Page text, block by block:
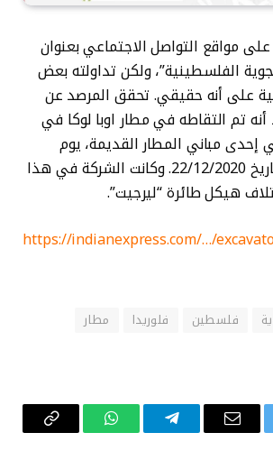
مواقع التواصل الاجتماعي بعنوان
الفلسطينية”، ولكن تداولته بعض
على أنه حقيقي. تحقق المرصد عن
تم التقاطه في مطار اوبا لوكا في
إحدى مباني المطار القديمة، يوم
الثلاثاء الماضي بتاريخ 22/12/2020. وكانت الشركة في هذا
هيكل طائرة “ليرجيت”.
https://indianexpress.com/…/
فلسطين فلوريدا
مطار
البريد
تيلقرام واتساب Copy